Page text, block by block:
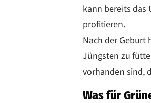
kann bereits das
profitieren.
Nach der Geburt
Jüngsten zu
vorhanden sind,
Was für